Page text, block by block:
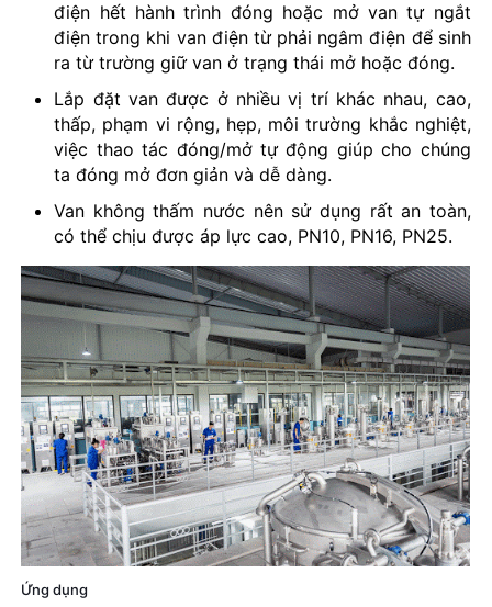
điện hết hành trình đóng hoặc mở van tự ngắt
điện trong khi van điện từ phải ngâm điện để sinh
ra từ trường giữ van ở trạng thái mở hoặc đóng.
Lắp đặt van được ở nhiều vị trí khác nhau, cao,
thấp, phạm vi rộng, hẹp, môi trường khắc nghiệt,
việc thao tác đóng/mở tự động giúp cho chúng
ta đóng mở đơn giản và dễ dàng.
Van không thấm nước nên sử dụng rất an toàn,
có thể chịu được áp lực cao, PN10, PN16, PN25.
Ứng dụng